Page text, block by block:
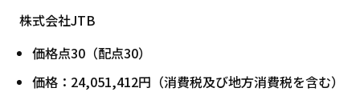
株式会社JTB
価格点30（配点30）
価格：24,051,412円（消費税及び地方消費税を含む）